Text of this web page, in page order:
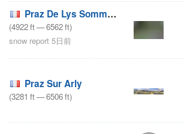
Praz De Lys Sommand
(4922ft—6562ft)
snow report 5日前
Praz Sur Arly
(3281 ft—6506ft)